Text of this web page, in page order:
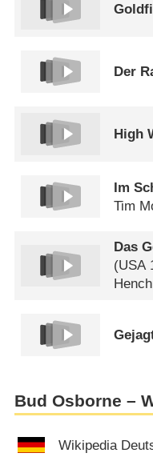
Der
High
Im
Tim
Das
(USA
Bud Osborne –
Wikipedia